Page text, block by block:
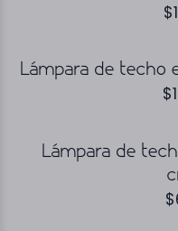
$
Lámpara de techo
$
Lámpara de
$